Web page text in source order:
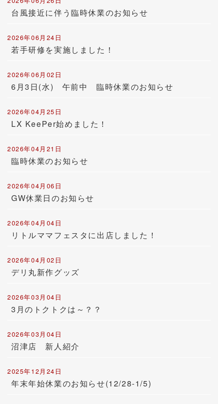
台風接近に伴う臨時休業のお知らせ
2026年06月24日
若手研修を実施しました！
2026年06月02日
6月3日(水) 午前中 臨時休業のお知らせ
2026年04月25日
LX KeePer始めました！
2026年04月21日
臨時休業のお知らせ
2026年04月06日
GW休業日のお知らせ
2026年04月04日
リトルママフェスタに出店しました！
2026年04月02日
デリ丸新作グッズ
2026年03月04日
3月のトクトクは～？？
2026年03月04日
沼津店 新人紹介
2025年12月24日
年末年始休業のお知らせ(12/28-1/5)